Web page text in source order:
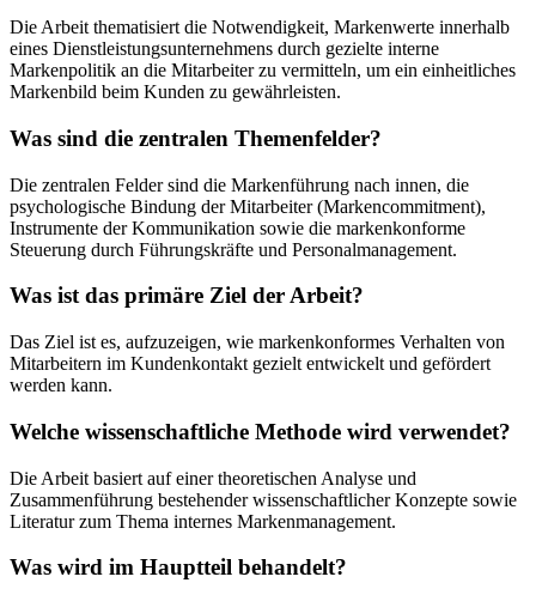
Die Arbeit thematisiert die Notwendigkeit, Markenwerte innerhalb
eines Dienstleistungsunternehmens durch gezielte interne
Markenpolitik an die Mitarbeiter zu vermitteln, um ein einheitliches
Markenbild beim Kunden zu gewährleisten.
Was sind die zentralen Themenfelder?
Die zentralen Felder sind die Markenführung nach innen, die
psychologische Bindung der Mitarbeiter (Markencommitment),
Instrumente der Kommunikation sowie die markenkonforme
Steuerung durch Führungskräfte und Personalmanagement.
Was ist das primäre Ziel der Arbeit?
Das Ziel ist es, aufzuzeigen, wie markenkonformes Verhalten von
Mitarbeitern im Kundenkontakt gezielt entwickelt und gefördert
werden kann.
Welche wissenschaftliche Methode wird verwendet?
Die Arbeit basiert auf einer theoretischen Analyse und
Zusammenführung bestehender wissenschaftlicher Konzepte sowie
Literatur zum Thema internes Markenmanagement.
Was wird im Hauptteil behandelt?